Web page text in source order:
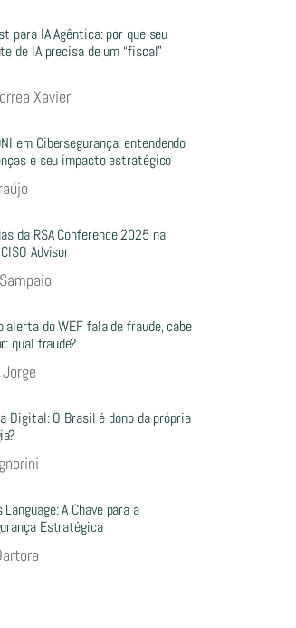
para IA Agêntica: por que seu
de IA precisa de um “fiscal”
Xavier
em Cibersegurança: entendendo
e seu impacto estratégico
da RSA Conference 2025 na
Advisor
alerta do WEF fala de fraude, cabe
qual fraude?
Digital: O Brasil é dono da própria
A Chave para a
Estratégica